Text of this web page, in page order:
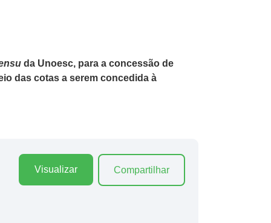
da Unoesc, para a concessão de
das cotas a serem concedida à
Visualizar Compartilhar